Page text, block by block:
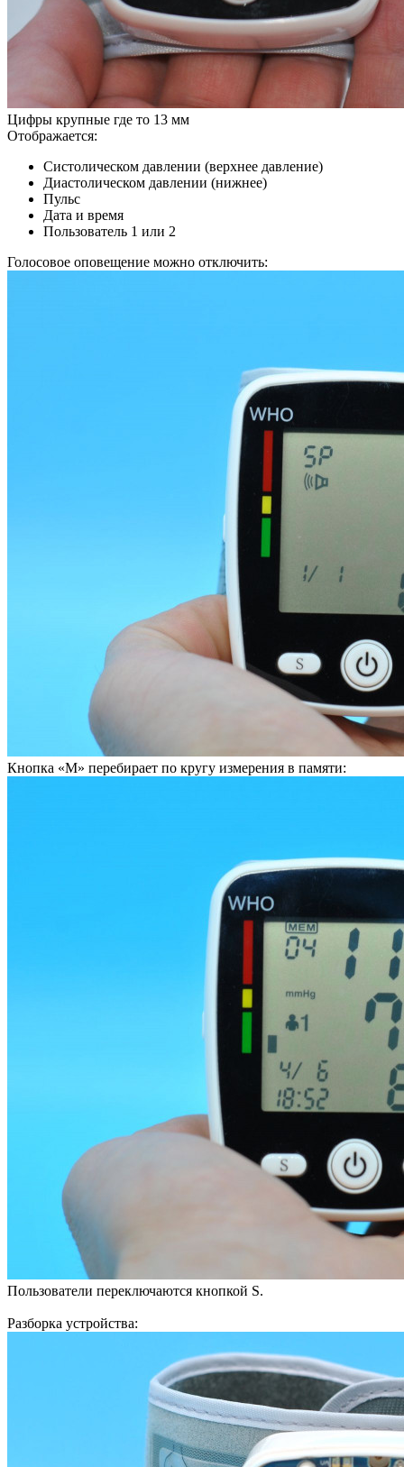
Цифры крупные где то 13 мм
Отображается:
Систолическом давлении (верхнее давление)
Диастолическом давлении (нижнее)
Пульс
Дата и время
Пользователь 1 или 2
Голосовое оповещение можно отключить:
Кнопка «М» перебирает по кругу измерения в памяти:
Пользователи переключаются кнопкой S.
Разборка устройства: